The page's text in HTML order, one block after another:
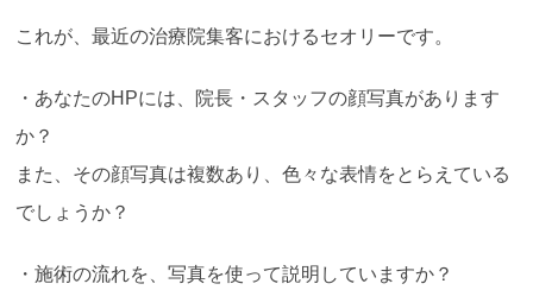
これが、最近の治療院集客におけるセオリーです。
・あなたのHPには、院長・スタッフの顔写真があります
か？
また、その顔写真は複数あり、色々な表情をとらえている
でしょうか？
・施術の流れを、写真を使って説明していますか？